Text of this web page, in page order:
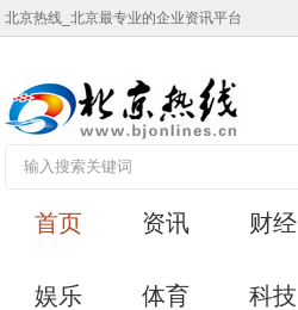
北京热线_北京最专业的企业资讯平台
首页 资讯 财经
娱乐 体育 科技